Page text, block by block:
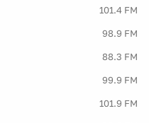
101.4 FM
98.9 FM
88.3 FM
99.9 FM
101.9 FM